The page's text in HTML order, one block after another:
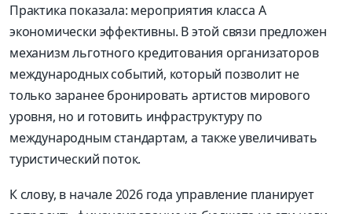
Практика показала: мероприятия класса А
экономически эффективны. В этой связи предложен
механизм льготного кредитования организаторов
международных событий, который позволит не
только заранее бронировать артистов мирового
уровня, но и готовить инфраструктуру по
международным стандартам, а также увеличивать
туристический поток.
К слову, в начале 2026 года управление планирует